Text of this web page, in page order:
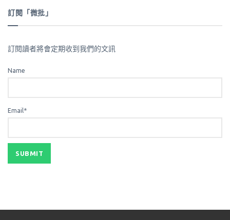
訂閱「微批」
訂閱讀者將會定期收到我們的文訊
Name
Email*